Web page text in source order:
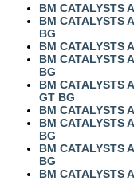
BM CATALYSTS
BM CATALYSTS
BG
BM CATALYSTS
BM CATALYSTS
BG
BM CATALYSTS
GT BG
BM CATALYSTS
BM CATALYSTS
BG
BM CATALYSTS
BG
BM CATALYSTS